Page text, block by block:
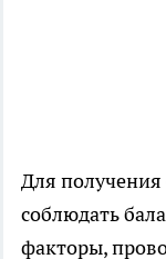
Для
соблюдать
факторы,